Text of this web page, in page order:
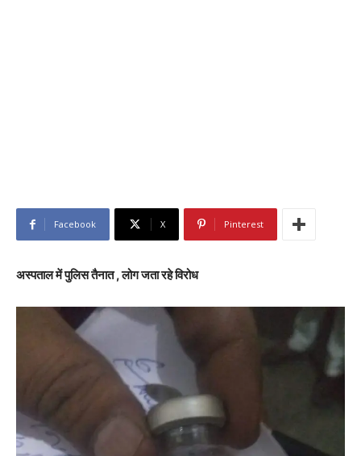
Facebook X Pinterest
अस्पताल में पुलिस तैनात , लोग जता रहे विरोध